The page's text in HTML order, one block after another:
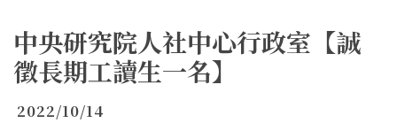
中央研究院人社中心行政室【誠
徵長期工讀生一名】
2022/10/14